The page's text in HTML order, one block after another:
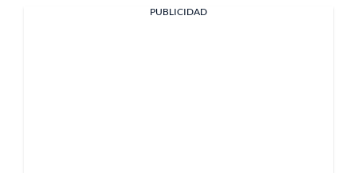
PUBLICIDAD